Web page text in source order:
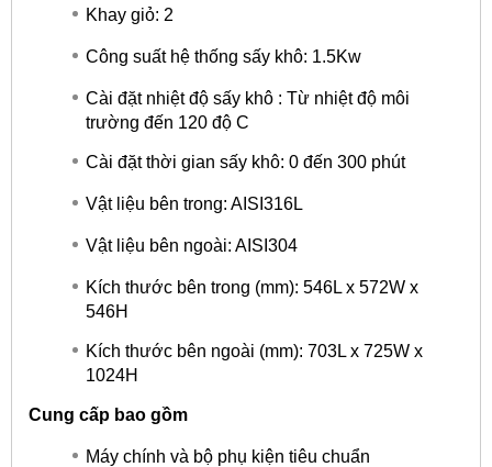
Khay giỏ: 2
Công suất hệ thống sấy khô: 1.5Kw
Cài đặt nhiệt độ sấy khô : Từ nhiệt độ môi
trường đến 120 độ C
Cài đặt thời gian sấy khô: 0 đến 300 phút
Vật liệu bên trong: AISI316L
Vật liệu bên ngoài: AISI304
Kích thước bên trong (mm): 546L x 572W x
546H
Kích thước bên ngoài (mm): 703L x 725W x
1024H
Cung cấp bao gồm
Máy chính và bộ phụ kiện tiêu chuẩn